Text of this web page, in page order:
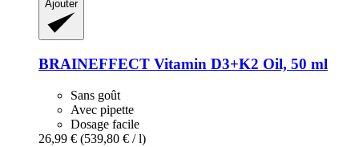
Ajouter
BRAINEFFECT Vitamin D3+K2 Oil, 50 ml
Sans goût
Avec pipette
Dosage facile
26,99 € (539,80 € / l)